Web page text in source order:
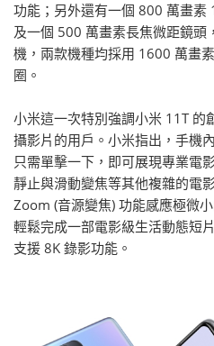
功能；另外還有一個 800 萬畫素
及一個 500 萬畫素長焦微距鏡頭
機，兩款機種均採用 1600 萬畫
圈。
小米這一次特別強調小米 11T 的
攝影片的用戶。小米指出，手機
只需單擊一下，即可展現專業電
靜止與滑動變焦等其他複雜的電
Zoom (音源變焦) 功能感應極微
輕鬆完成一部電影級生活動態短
支援 8K 錄影功能。